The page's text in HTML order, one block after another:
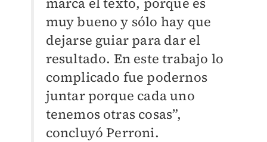
muy bueno y sólo hay que
dejarse guiar para dar el
resultado. En este trabajo lo
complicado fue podernos
juntar porque cada uno
tenemos otras cosas”,
concluyó Perroni.